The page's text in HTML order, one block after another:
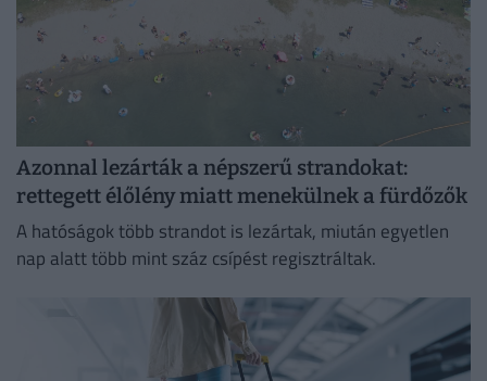
Azonnal lezárták a népszerű strandokat:
rettegett élőlény miatt menekülnek a fürdőzők
A hatóságok több strandot is lezártak, miután egyetlen
nap alatt több mint száz csípést regisztráltak.